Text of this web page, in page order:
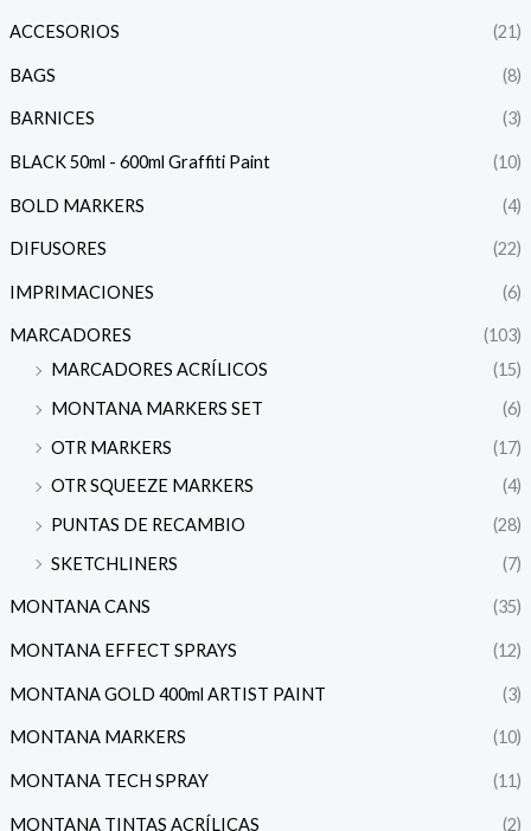
ACCESORIOS (21)
BAGS (8)
BARNICES (3)
BLACK 50ml - 600ml Graffiti Paint (10)
BOLD MARKERS (4)
DIFUSORES (22)
IMPRIMACIONES (6)
MARCADORES
(103)
MARCADORES ACRÍLICOS
(15)
MONTANA MARKERS SET
(6)
OTR MARKERS
(17)
OTR SQUEEZE MARKERS
(4)
PUNTAS DE RECAMBIO
(28)
SKETCHLINERS
(7)
MONTANA CANS (35)
MONTANA EFFECT SPRAYS (12)
MONTANA GOLD 400ml ARTIST PAINT (3)
MONTANA MARKERS (10)
MONTANA TECH SPRAY (11)
MONTANA TINTAS ACRÍLICAS (2)